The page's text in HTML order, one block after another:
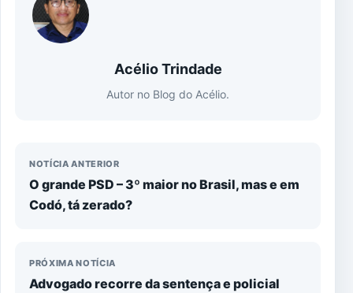
Acélio Trindade
Autor no Blog do Acélio.
NOTÍCIA ANTERIOR
O grande PSD – 3º maior no Brasil, mas e em
Codó, tá zerado?
PRÓXIMA NOTÍCIA
Advogado recorre da sentença e policial